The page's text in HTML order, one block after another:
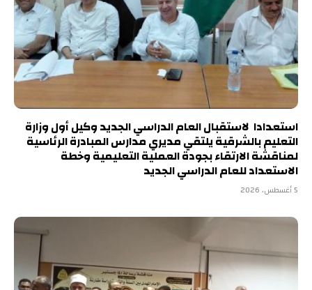
استعدادا لاستقبال العام الدراسي الجديد وكيل أول وزارة
التعليم بالشرقية يلتقي مديري مدارس المبادرة الرئاسية
لمناقشة الارتقاء بجودة العملية التعليمية وخطة
الاستعداد للعام الدراسي الجديد
5 أغسطس، 2026